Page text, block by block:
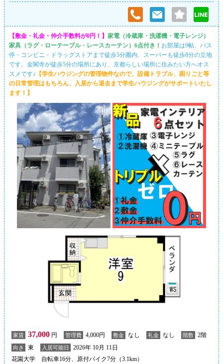
【敷金・礼金・仲介手数料が0円！】 家電（冷蔵庫・洗濯機・電子レンジ）
家具（ラグ・ローテーブル・レースカーテン）6点付き！ お部屋は9帖、バス
停・コンビニ・ドラッグストアまで徒歩5分圏内、スーパーも徒歩8分の立地
です。金閣寺が徒歩5分の場所にあり、京都らしい場所に住みたい方へオス
スメです♪ 【学生ハウジングの管理物件なので、設備トラブル、困りごと等
の日常管理はもちろん、入居から退去まで学生ハウジングがサポートいたし
ます！】
家賃 37,000 円 管理費 4,000円 敷金 なし 礼金 なし 階数 2階
向き 東 入居可能日
2026年 10月 11日
花園大学 自転車16分、原付バイク7分（3.1km）